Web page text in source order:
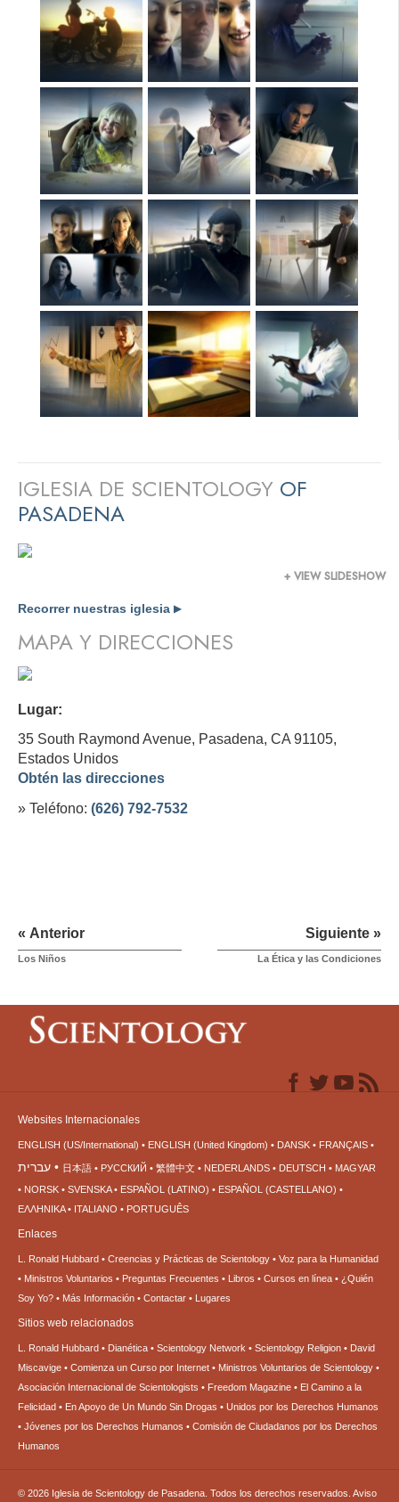
IGLESIA DE SCIENTOLOGY OF
PASADENA
+ VIEW SLIDESHOW
Recorrer nuestras iglesia ▶
MAPA Y DIRECCIONES
Lugar:
35 South Raymond Avenue, Pasadena, CA 91105,
Estados Unidos
Obtén las direcciones
» Teléfono: (626) 792-7532
« Anterior
Los Niños
Siguiente »
La Ética y las Condiciones
Websites Internacionales
ENGLISH (US/International) ENGLISH (United Kingdom) DANSK FRANÇAIS
עברית 日本語 РУССКИЙ 繁體中文 NEDERLANDS DEUTSCH
MAGYAR
NORSK
SVENSKA ESPAÑOL (LATINO)
ESPAÑOL (CASTELLANO)
ΕΛΛΗΝΙΚA
ITALIANO PORTUGUÊS
Enlaces
L. Ronald Hubbard Creencias y Prácticas de Scientology
Voz para la Humanidad
Ministros Voluntarios
Preguntas Frecuentes Libros Cursos en línea
¿Quién
Soy Yo?
Más Información Contactar Lugares
Sitios web relacionados
L. Ronald Hubbard Dianética Scientology Network Scientology Religion
David
Miscavige
Comienza un Curso por Internet
Ministros Voluntarios de Scientology
Asociación Internacional de Scientologists
Freedom Magazine
El Camino a la
Felicidad
En Apoyo de Un Mundo Sin Drogas
Unidos por los Derechos Humanos
Jóvenes por los Derechos Humanos
Comisión de Ciudadanos por los Derechos
Humanos
© 2026 Iglesia de Scientology de Pasadena. Todos los derechos reservados. Aviso